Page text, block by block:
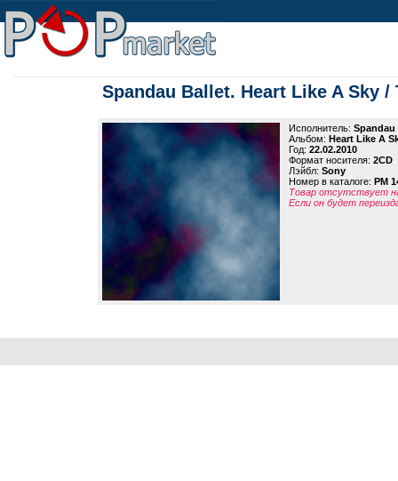
Spandau Ballet. Heart Like A Sky
Исполнитель: Spandau
Альбом: Heart Like A
Год: 22.02.2010
Формат носителя: 2CD
Лэйбл: Sony
Номер в каталоге: PM
Товар отсутствует
Если он будет